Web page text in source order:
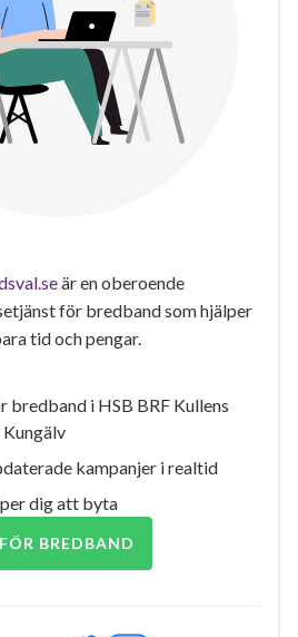
är en oberoende
för bredband som hjälper
tid och pengar.
bredband i HSB BRF Kullens
kampanjer i realtid
dig att byta
BREDBAND